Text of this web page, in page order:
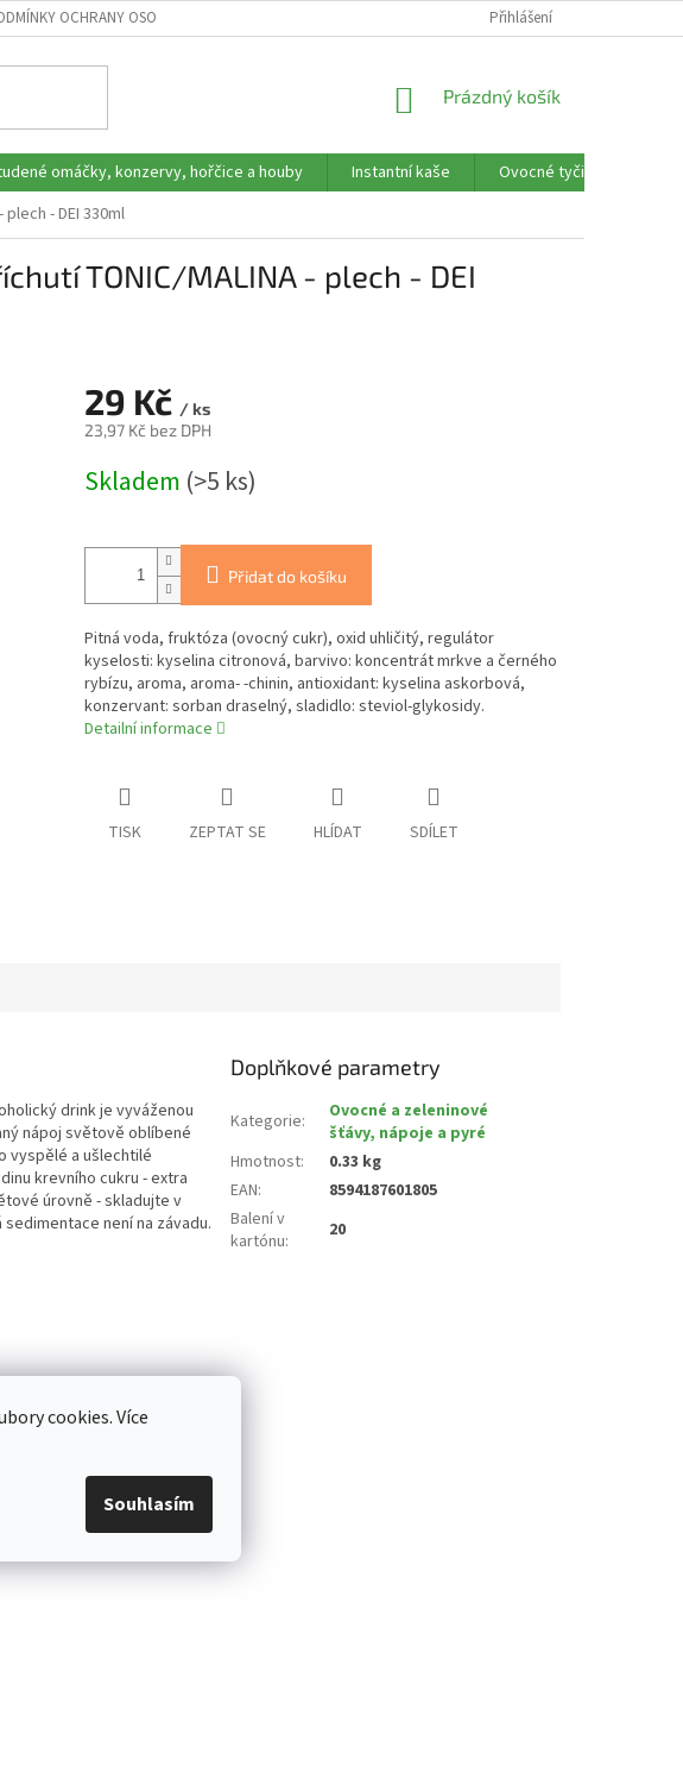
cookies. Více
Souhlasím
OCHRANY OSOBNÍCH ÚDAJŮ Přihlášení
NÁKUPNÍ
Prázdný košík
omáčky, konzervy, hořčice a houby Instantní kaše
Ovocné tyčinky,
- DEI 330ml
TONIC/MALINA - plech - DEI
29 Kč / ks
23,97 Kč bez DPH
cena:
Skladem (>5 ks)
Přidat do košíku
Pitná voda, fruktóza (ovocný cukr), oxid uhličitý, regulátor
kyselosti: kyselina citronová, barvivo: koncentrát mrkve a černého
rybízu, aroma, aroma- -chinin, antioxidant: kyselina askorbová,
konzervant: sorban draselný, sladidlo: steviol-glykosidy.
Detailní informace
TISK ZEPTAT SE HLÍDAT SDÍLET
drink je vyváženou
nápoj světově oblíbené
vyspělé a ušlechtilé
krevního cukru - extra
úrovně - skladujte v
není na závadu.
Doplňkové parametry
Kategorie:
Ovocné a zeleninové
šťávy, nápoje a pyré
Hmotnost:
0.33 kg
EAN:
8594187601805
Balení v
kartónu: 20